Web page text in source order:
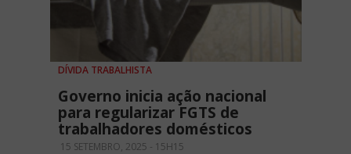
DÍVIDA TRABALHISTA
Governo inicia ação nacional
para regularizar FGTS de
trabalhadores domésticos
15 SETEMBRO, 2025 - 15H15